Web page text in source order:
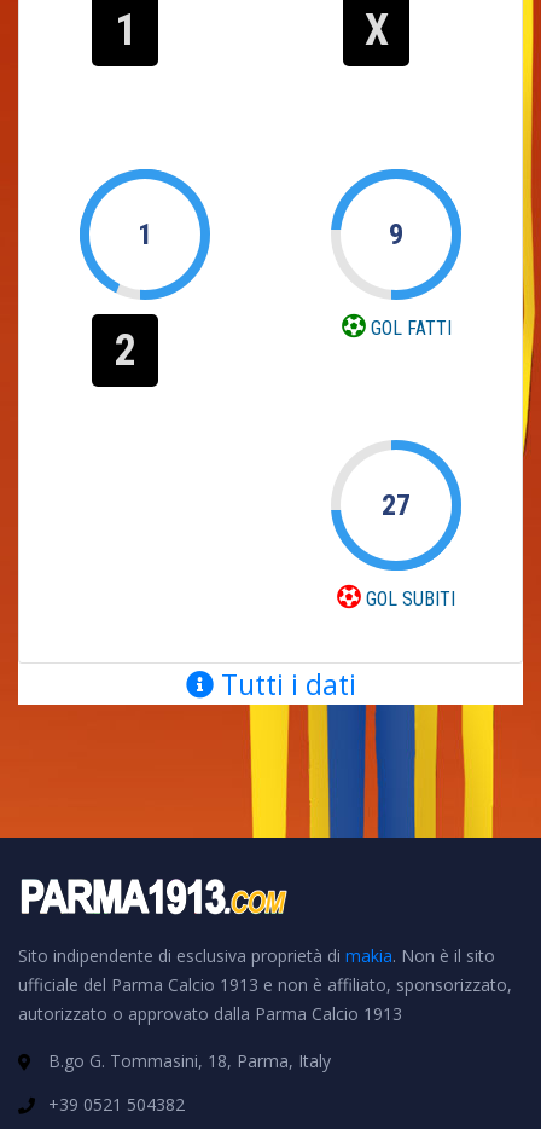
1 X
1
2
9
GOL FATTI
27
GOL SUBITI
Tutti i dati
Sito indipendente di esclusiva proprietà di makia. Non è il sito
ufficiale del Parma Calcio 1913 e non è affiliato, sponsorizzato,
autorizzato o approvato dalla Parma Calcio 1913
B.go G. Tommasini, 18, Parma, Italy
+39 0521 504382